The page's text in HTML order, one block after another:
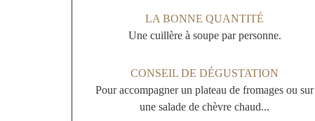
LA BONNE QUANTITÉ
Une cuillère à soupe par personne.
CONSEIL DE DÉGUSTATION
Pour accompagner un plateau de fromages ou sur
une salade de chèvre chaud...